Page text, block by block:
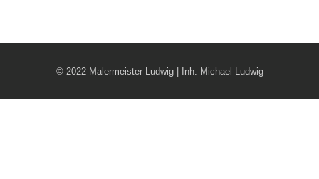
© 2022 Malermeister Ludwig | Inh. Michael Ludwig